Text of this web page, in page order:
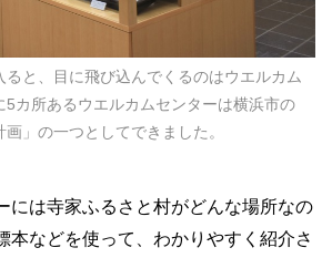
ると、目に飛び込んでくるのはウエルカム
5カ所あるウエルカムセンターは横浜市の
画」の一つとしてできました。
には寺家ふるさと村がどんな場所なの
本などを使って、わかりやすく紹介さ